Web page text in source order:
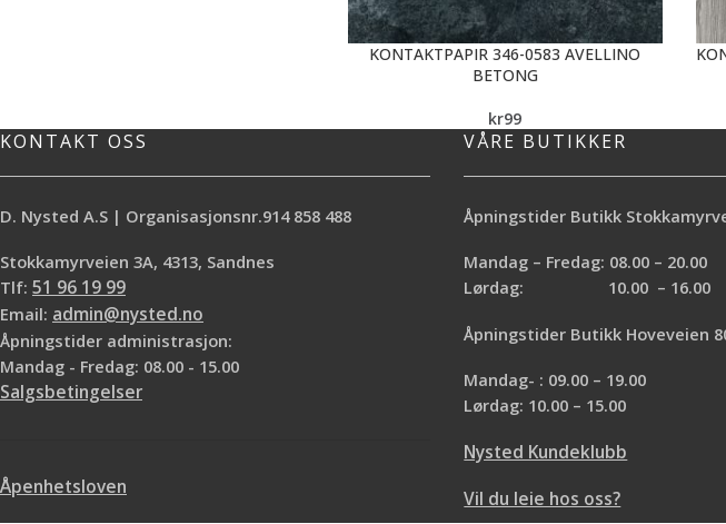
KONTAKTPAPIR 346-0583 AVELLINO
BETONG
kr99
KONTAKT OSS
D. Nysted A.S | Organisasjonsnr.914 858 488
Stokkamyrveien 3A, 4313, Sandnes
Tlf: 51 96 19 99
Email: admin@nysted.no
Åpningstider administrasjon:
Mandag - Fredag: 08.00 - 15.00
Salgsbetingelser
Åpenhetsloven
VÅRE BUTIKKER
Åpningstider Butikk
Mandag – Fredag: 08.00 – 20.00
Lørdag: 10.00 – 16.00
Åpningstider Butikk Hoveveien
Mandag- : 09.00 – 19.00
Lørdag: 10.00 – 15.00
Nysted Kundeklubb
Vil du leie hos oss?